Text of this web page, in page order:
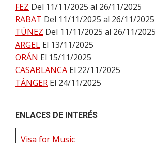
FEZ Del 11/11/2025 al 26/11/2025
RABAT Del 11/11/2025 al 26/11/2025
TÚNEZ Del 11/11/2025 al 26/11/2025
ARGEL El 13/11/2025
ORÁN El 15/11/2025
CASABLANCA El 22/11/2025
TÁNGER El 24/11/2025
ENLACES DE INTERÉS
Visa for Music